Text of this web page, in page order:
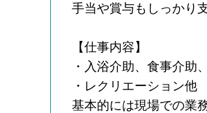
手当や賞与もしっかり
【仕事内容】
・入浴介助、食事介助
・レクリエーション他
基本的には現場での業